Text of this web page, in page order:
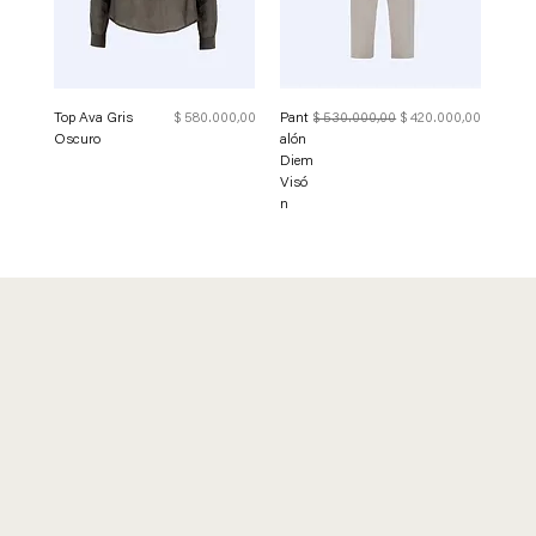
Top Ava Gris
Oscuro
Precio
$ 580.000,00
Pant
alón
Diem
Visó
n
Precio
$ 530.000,00 Precio de oferta
$ 420.000,00